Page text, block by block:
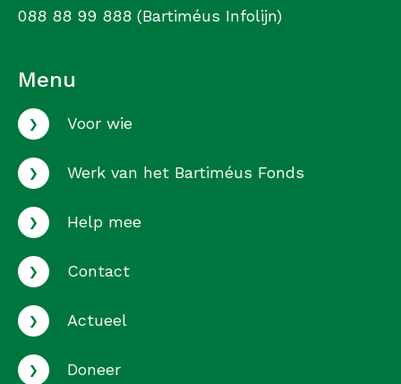
088 88 99 888 (Bartiméus Infolijn)
Menu
› Voor wie
› Werk van het Bartiméus Fonds
› Help mee
› Contact
› Actueel
› Doneer